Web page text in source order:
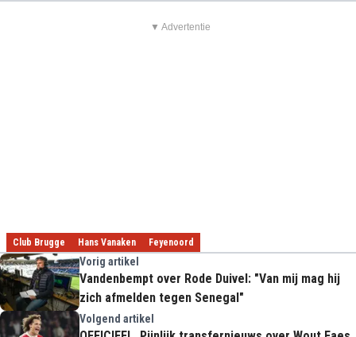
▼ Advertentie
Club Brugge Hans Vanaken Feyenoord
Vorig artikel
Vandenbempt over Rode Duivel: "Van mij mag hij
zich afmelden tegen Senegal"
Volgend artikel